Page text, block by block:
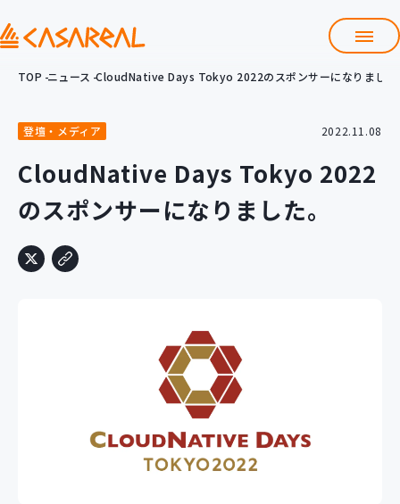
会社情報
サービス
プロダクト開発支援
クラウド導入支援 Git導入支援
システム構築支援
新入社員コース
教材購入
パッケージ開発
TOP ニュース CloudNative Days Tokyo 2022のスポンサーになりました
登壇・メディア 2022.11.08
CloudNative Days Tokyo 2022
のスポンサーになりました。